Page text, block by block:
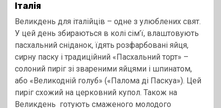
Італія
Великдень для італійців – одне з улюблених свят.
У цей день збираються в колі сім’ї, влаштовують
пасхальний сніданок, їдять розфарбовані яйця,
сирну паску і традиційний «Пасхальний торт» –
солоний пиріг зі звареними яйцями і шпинатом,
або «Великодній голуб» («Палома ді Паскуа»). Цей
пиріг схожий на церковний купол. Також на
Великдень готують смаженого молодого